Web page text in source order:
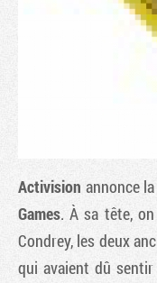
Activision annonce
Games. À sa tête,
Condrey, les deux
qui avaient dû